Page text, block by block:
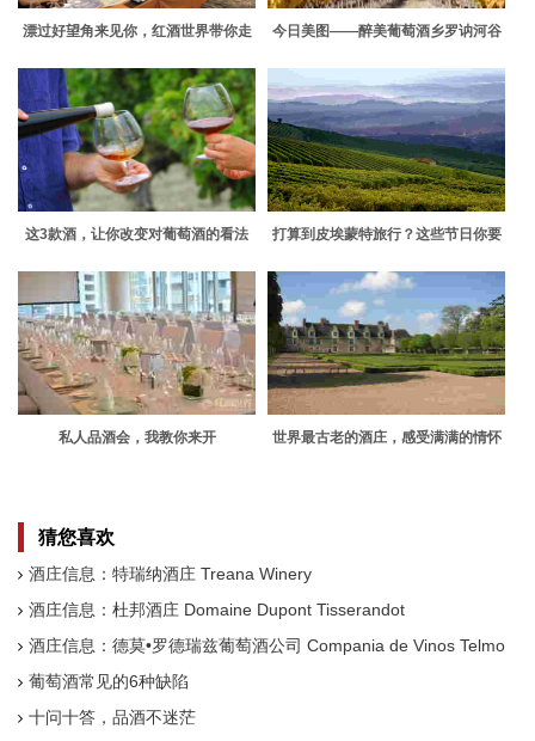
漂过好望角来见你，红酒世界带你走
今日美图——醉美葡萄酒乡罗讷河谷
这3款酒，让你改变对葡萄酒的看法
打算到皮埃蒙特旅行？这些节日你要
私人品酒会，我教你来开 世界最古老的酒庄，感受满满的情怀
猜您喜欢
酒庄信息：特瑞纳酒庄 Treana Winery
酒庄信息：杜邦酒庄 Domaine Dupont Tisserandot
酒庄信息：德莫•罗德瑞兹葡萄酒公司 Compania de Vinos Telmo
葡萄酒常见的6种缺陷
十问十答，品酒不迷茫